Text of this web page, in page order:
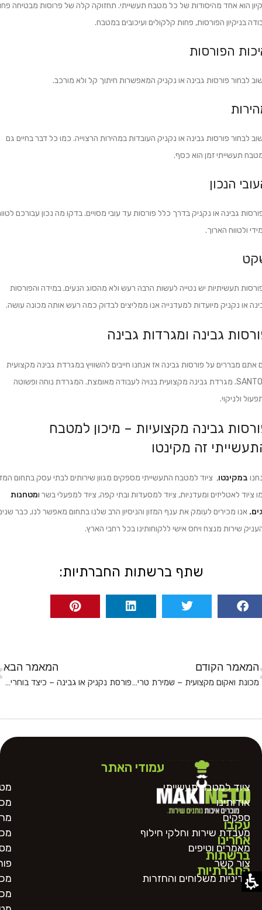
הוא אחד מהיסודות של כל מטבח תעשייתי. תחזוקה קלה של פרוסות מבטיחה
בניקיון הפורסות, פחות קלקולים ועיכובים במטבח.
הפורסות
לבחור פורסות גבינה או נקניק המאפשרות חיתוך קל ולא מורכב.
לבחור פורסות גבינה או נקניק העובדות במהירות הרצוייה. כמו כל דבר בחיים גם
תעשייתי זמן הוא כסף.
הנכון
גבינה או נקניק בדרך כלל פורסות עד עובי מסויים. בדקו מה נכון עבורכם
ולטווח הארוך.
תעשיתיות יש נטייה לעשות הרבה רעש ולא מהסוג הנעים. במידה והפורסות
או נקניק מיועדות למעדנייה אנו ממליצים לבדוק כמה רעש אותה מכונה עושה.
גבינה ומגרדות גבינה
אתם מבררים על פורסות גבינה אז אנחנו חייבים להשוויץ במגרדת גבינה מקצועית
SANTOS. מגרדת גבינה מקצועית בנויה לעבודה מאומצת. המגרדת נוחה ופשוטה
ולניקוי.
גבינה מקצועיות – מיכון למטבח
זה מקינטו
במקינטו, ציוד למטבח התעשייתי מספקים מגוון שירותים לבתי עסק בתחום
ציוד לאטליזים ומעדניות, ציוד למסעדות ובתי קפה, ציוד למפעלי בשר ומטחנות
אנו מכירים לעומק את ענף המזון והניסיון הרב שלנו בתחום מאפשר לנו, כבר
שירות מנצח ויחס אישי ללקוחותינו בכל רחבי הארץ.
שתף ברשתות החברתיות:
המאמר הקודם
מכונת ואקום מקצועית – שמירת טריות לאורך זמן
המאמר הבא
פורסת נקניק או גבינה – כיצד בוחרים נכון?
עקבו
אחרינו
ברשתות
החברתיות
עמודי האתר
ציוד למטבח תעשייתי
אודותינו
ספקים
מעבדת שירות וחלקי חילוף
מאמרים וטיפים
צור קשר
מדיניות משלוחים והחזרות